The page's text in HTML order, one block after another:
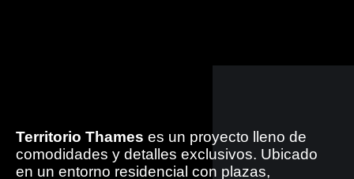
Territorio Thames es un proyecto lleno de
comodidades y detalles exclusivos. Ubicado
en un entorno residencial con plazas,